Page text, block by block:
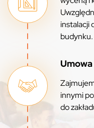
instalacji
budynku.
Umowa
innymi
do